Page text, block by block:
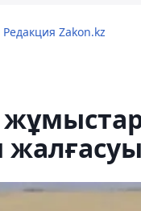
Редакция Zakon.kz